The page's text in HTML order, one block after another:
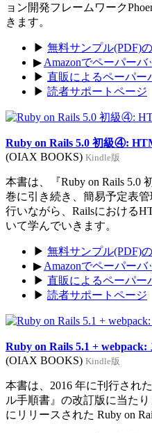
ョン開発フレームワーク
きます。
▶ 無料サンプル(PDF)
▶ Amazonでペーパーバ
▶ 直販によるペーパー
▶ 読者サポートページ
Ruby on Rails 5.0 初級④:
(OIAX BOOKS) Kindle版
本書は、『Ruby on Rails 5.0
巻に引き続き、簡易予定表管
行いながら、Railsにおける
いて学んでいきます。
▶ 無料サンプル(PDF)
▶ Amazonでペーパーバ
▶ 直販によるペーパー
▶ 読者サポートページ
Ruby on Rails 5.1 +
(OIAX BOOKS) Kindle版
本書は、2016 年に刊行され
ル手順書』の改訂版に当た
にリリースされた Ruby on